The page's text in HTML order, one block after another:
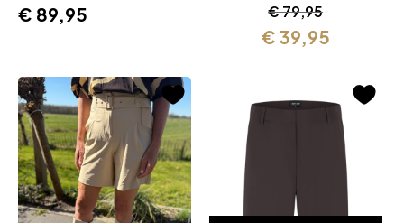
€ 89,95 €79,95
prijs
€ 39,95
Huidige
prijs